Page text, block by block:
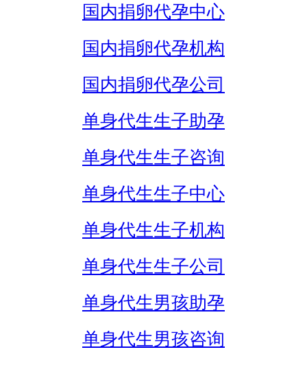
国内捐卵代孕中心
国内捐卵代孕机构
国内捐卵代孕公司
单身代生生子助孕
单身代生生子咨询
单身代生生子中心
单身代生生子机构
单身代生生子公司
单身代生男孩助孕
单身代生男孩咨询